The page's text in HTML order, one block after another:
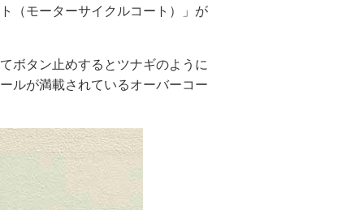
（モーターサイクルコート）」が
ボタン止めするとツナギのように
ルが満載されているオーバーコー